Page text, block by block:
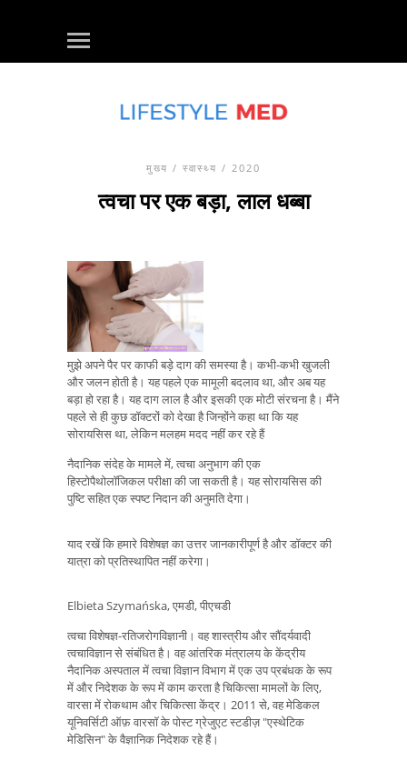
मुख्य / स्वास्थ्य / 2020
त्वचा पर एक बड़ा, लाल धब्बा
मुझे अपने पैर पर काफी बड़े दाग की समस्या है। कभी-कभी खुजली
और जलन होती है। यह पहले एक मामूली बदलाव था, और अब यह
बड़ा हो रहा है। यह दाग लाल है और इसकी एक मोटी संरचना है। मैंने
पहले से ही कुछ डॉक्टरों को देखा है जिन्होंने कहा था कि यह
सोरायसिस था, लेकिन मलहम मदद नहीं कर रहे हैं
नैदानिक ​​संदेह के मामले में, त्वचा अनुभाग की एक
हिस्टोपैथोलॉजिकल परीक्षा की जा सकती है। यह सोरायसिस की
पुष्टि सहित एक स्पष्ट निदान की अनुमति देगा।
याद रखें कि हमारे विशेषज्ञ का उत्तर जानकारीपूर्ण है और डॉक्टर की
यात्रा को प्रतिस्थापित नहीं करेगा।
Elbieta Szymańska, एमडी, पीएचडी
त्वचा विशेषज्ञ-रतिजरोगविज्ञानी। वह शास्त्रीय और सौंदर्यवादी
त्वचाविज्ञान से संबंधित है। वह आंतरिक मंत्रालय के केंद्रीय
नैदानिक ​​अस्पताल में त्वचा विज्ञान विभाग में एक उप प्रबंधक के रूप
में और निदेशक के रूप में काम करता है चिकित्सा मामलों के लिए,
वारसा में रोकथाम और चिकित्सा केंद्र। 2011 से, वह मेडिकल
यूनिवर्सिटी ऑफ़ वारसॉ के पोस्ट ग्रेजुएट स्टडीज़ "एस्थेटिक
मेडिसिन" के वैज्ञानिक निदेशक रहे हैं।